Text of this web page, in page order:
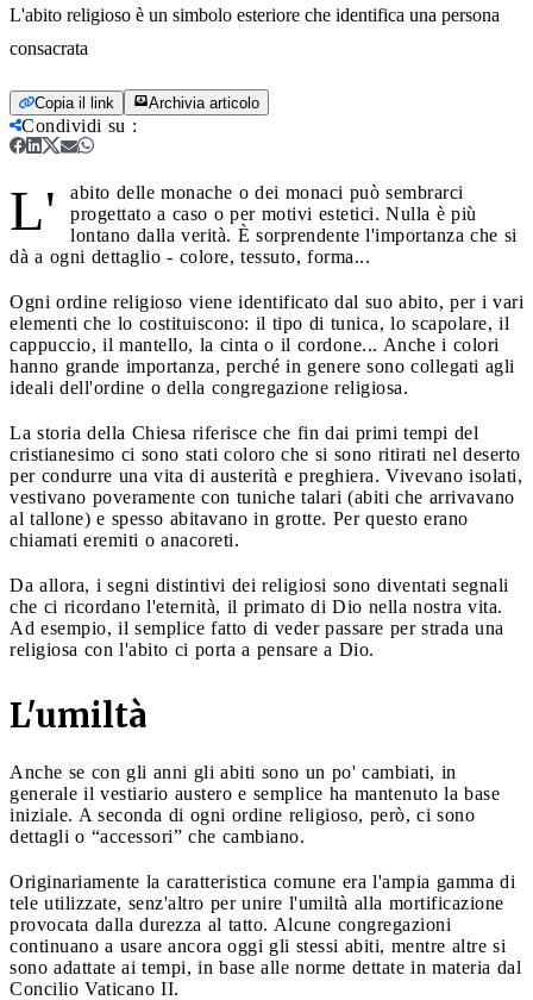
L'abito religioso è un simbolo esteriore che identifica una persona
consacrata
Copia il link Archivia articolo
Condividi su :
L'
abito delle monache o dei monaci può sembrarci
progettato a caso o per motivi estetici. Nulla è più
lontano dalla verità. È sorprendente l'importanza che si
dà a ogni dettaglio - colore, tessuto, forma...
Ogni ordine religioso viene identificato dal suo abito, per i vari
elementi che lo costituiscono: il tipo di tunica, lo scapolare, il
cappuccio, il mantello, la cinta o il cordone... Anche i colori
hanno grande importanza, perché in genere sono collegati agli
ideali dell'ordine o della congregazione religiosa.
La storia della Chiesa riferisce che fin dai primi tempi del
cristianesimo ci sono stati coloro che si sono ritirati nel deserto
per condurre una vita di austerità e preghiera. Vivevano isolati,
vestivano poveramente con tuniche talari (abiti che arrivavano
al tallone) e spesso abitavano in grotte. Per questo erano
chiamati eremiti o anacoreti.
Da allora, i segni distintivi dei religiosi sono diventati segnali
che ci ricordano l'eternità, il primato di Dio nella nostra vita.
Ad esempio, il semplice fatto di veder passare per strada una
religiosa con l'abito ci porta a pensare a Dio.
L'umiltà
Anche se con gli anni gli abiti sono un po' cambiati, in
generale il vestiario austero e semplice ha mantenuto la base
iniziale. A seconda di ogni ordine religioso, però, ci sono
dettagli o “accessori” che cambiano.
Originariamente la caratteristica comune era l'ampia gamma di
tele utilizzate, senz'altro per unire l'umiltà alla mortificazione
provocata dalla durezza al tatto. Alcune congregazioni
continuano a usare ancora oggi gli stessi abiti, mentre altre si
sono adattate ai tempi, in base alle norme dettate in materia dal
Concilio Vaticano II.